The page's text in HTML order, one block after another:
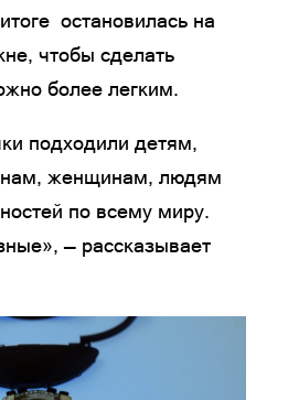
остановилась на
чтобы сделать
более легким.
подходили детям,
женщинам, людям
по всему миру.
— рассказывает